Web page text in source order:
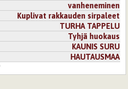
vanheneminen
Kuplivat rakkauden sirpaleet
TURHA TAPPELU
Tyhjä huokaus
KAUNIS SURU
HAUTAUSMAA